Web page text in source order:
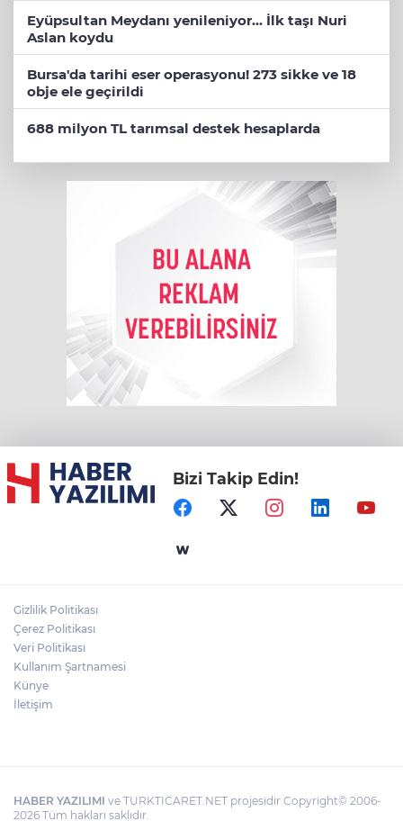
Eyüpsultan Meydanı yenileniyor... İlk taşı Nuri
Aslan koydu
Bursa'da tarihi eser operasyonu! 273 sikke ve 18
obje ele geçirildi
688 milyon TL tarımsal destek hesaplarda
Bizi Takip Edin!
Gizlilik Politikası
Çerez Politikası
Veri Politikası
Kullanım Şartnamesi
Künye
İletişim
HABER YAZILIMI ve TURKTICARET.NET projesidir Copyright© 2006-
2026 Tüm hakları saklıdır.